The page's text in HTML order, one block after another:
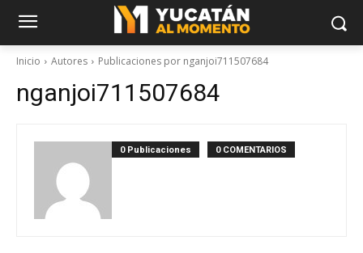
Inicio Autores Publicaciones por nganjoi711507684
nganjoi711507684
0 Publicaciones 0 COMENTARIOS